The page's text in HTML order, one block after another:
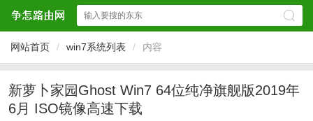
网站首页 / win7系统列表 / 内容
新萝卜家园Ghost Win7 64位纯净旗舰版2019年
6月 ISO镜像高速下载